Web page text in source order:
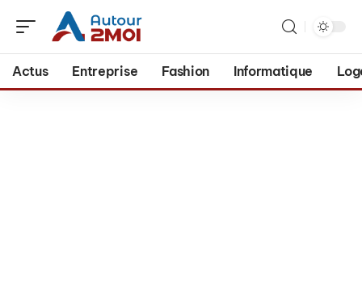
Actus Entreprise Fashion Informatique